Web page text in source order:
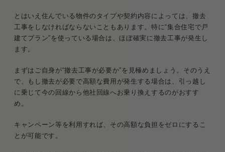
とはいえ住んでいる物件のタイプや契約内容によっては、撤去
工事をしなければならないこともあります。特に“集合住宅で戸
建てプラン”を使っている場合は、ほぼ確実に撤去工事が発生し
ます。
まずはご自身が“撤去工事が必要か”を見極めましょう。そのうえ
で、もし撤去が必要で高額な費用が発生する場合は、引っ越し
に乗じて今の回線から他社回線へお乗り換えするのがおすす
め。
キャンペーン等を利用すれば、その高額な負担をゼロにするこ
とが可能です。